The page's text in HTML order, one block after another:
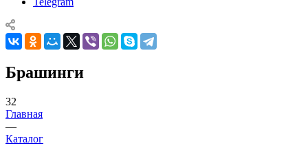
Брашинги
32
Главная
—
Каталог